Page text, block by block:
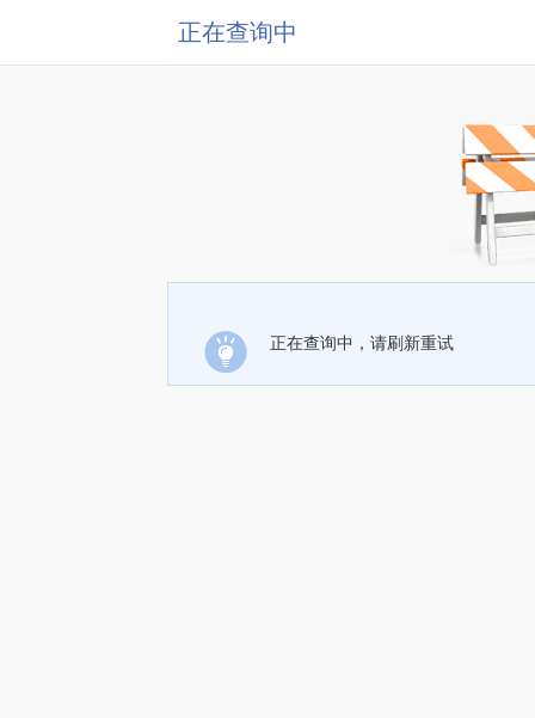
正在查询中
正在查询中，请刷新重试